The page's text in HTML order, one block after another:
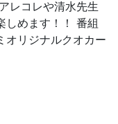
レコレや清水先生
しめます！！ 番組
オリジナルクオカー